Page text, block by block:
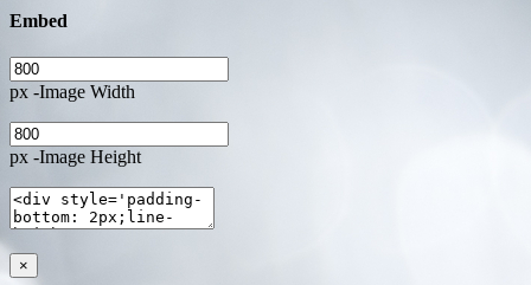
Embed
px -Image Width
px -Image Height
×